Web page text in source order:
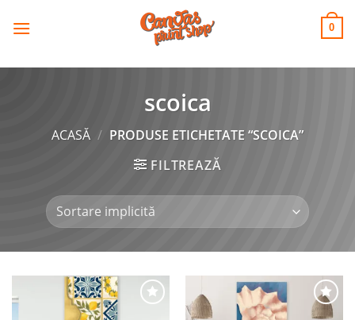
CANVAS
PRINT SHOP 0
scoica
ACASĂ / PRODUSE ETICHETATE “SCOICA”
FILTREAZĂ